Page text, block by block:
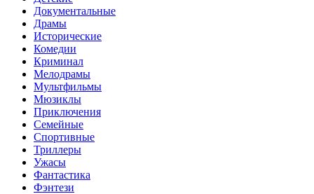
Документальные
Драмы
Исторические
Комедии
Криминал
Мелодрамы
Мультфильмы
Мюзиклы
Приключения
Семейные
Спортивные
Триллеры
Ужасы
Фантастика
Фэнтези